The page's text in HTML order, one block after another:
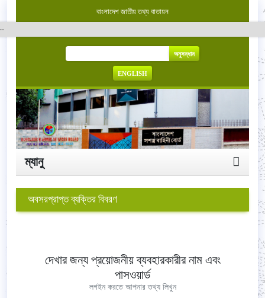
বাংলাদেশ জাতীয় তথ্য বাতায়ন
অনুসন্ধান
ENGLISH
ম্যানু
অবসরপ্রাপ্ত ব্যক্তির বিবরণ
দেখার জন্য প্রয়োজনীয় ব্যবহারকারীর নাম এবং
পাসওয়ার্ড
লগইন করতে আপনার তথ্য লিখুন